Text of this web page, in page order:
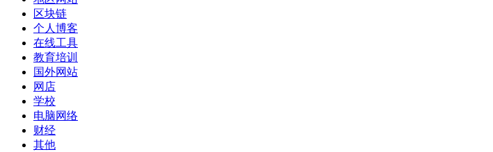
区块链
个人博客
在线工具
教育培训
国外网站
网店
学校
电脑网络
财经
其他